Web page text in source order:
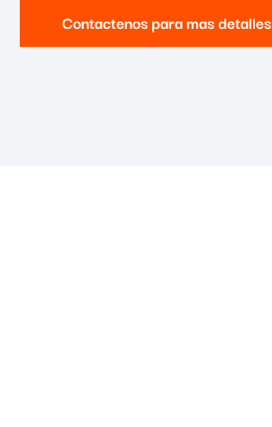
Contactenos para mas detalles